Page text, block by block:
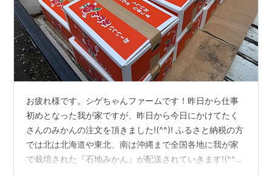
お疲れ様です。シゲちゃんファームです！昨日から仕事
初めとなった我が家ですが、昨日から今日にかけてたく
さんのみかんの注文を頂きました!(^^)! ふるさと納税の方
では北は北海道や東北、南は沖縄まで全国各地に我が家
で栽培された『石地みかん』が配送されていきます!(^^)!